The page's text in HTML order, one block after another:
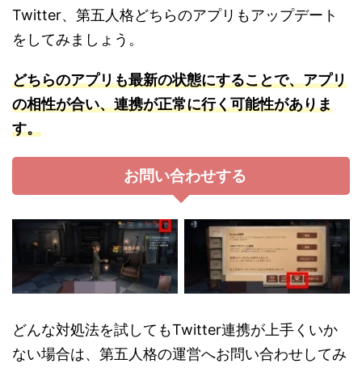
Twitter、第五人格どちらのアプリもアップデート
をしてみましょう。
どちらのアプリも最新の状態にすることで、アプリ
の相性が合い、連携が正常に行く可能性がありま
す。
お問い合わせする
どんな対処法を試してもTwitter連携が上手くいか
ない場合は、第五人格の運営へお問い合わせしてみ